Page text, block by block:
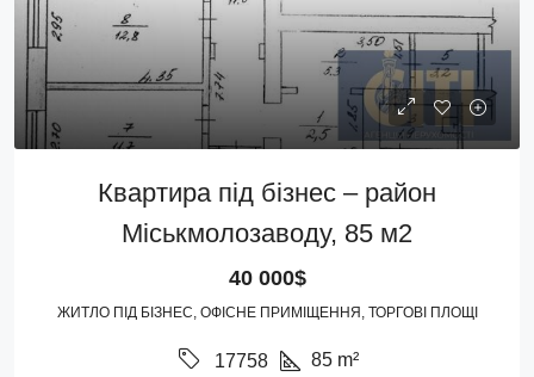
Квартира під бізнес – район
Міськмолозаводу, 85 м2
40 000$
ЖИТЛО ПІД БІЗНЕС, ОФІСНЕ ПРИМІЩЕННЯ, ТОРГОВІ ПЛОЩІ
17758 85 m²